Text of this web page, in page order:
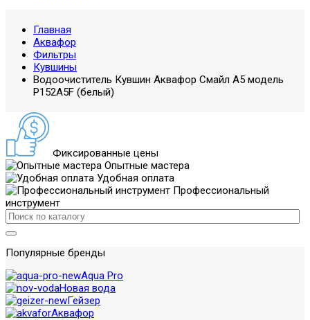
Главная
Аквафор
Фильтры
Кувшины
Водоочиститель Кувшин Аквафор Смайл А5 модель
Р152А5F (белый)
Фиксированные цены
Опытные мастера
Удобная оплата
Профессиональный
инструмент
Популярные бренды
Aqua Pro
Новая вода
Гейзер
Аквафор